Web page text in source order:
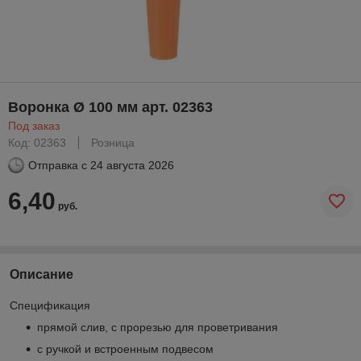
Воронка Ø 100 мм арт. 02363
Под заказ
Код: 02363
Розница
Отправка с 24 августа 2026
6,40 руб.
Описание
Спецификация
прямой слив, с прорезью для проветривания
с ручкой и встроенным подвесом